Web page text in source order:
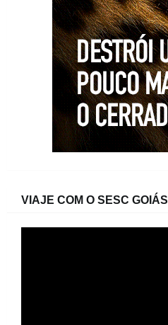
VIAJE COM O SESC GOIÁS